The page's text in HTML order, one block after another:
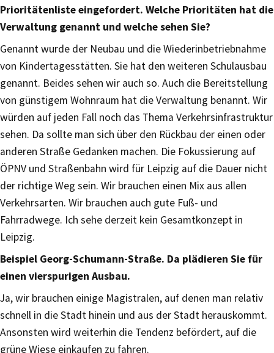
Prioritätenliste eingefordert. Welche Prioritäten hat die
Verwaltung genannt und welche sehen Sie?
Genannt wurde der Neubau und die Wiederinbetriebnahme
von Kindertagesstätten. Sie hat den weiteren Schulausbau
genannt. Beides sehen wir auch so. Auch die Bereitstellung
von günstigem Wohnraum hat die Verwaltung benannt. Wir
würden auf jeden Fall noch das Thema Verkehrsinfrastruktur
sehen. Da sollte man sich über den Rückbau der einen oder
anderen Straße Gedanken machen. Die Fokussierung auf
ÖPNV und Straßenbahn wird für Leipzig auf die Dauer nicht
der richtige Weg sein. Wir brauchen einen Mix aus allen
Verkehrsarten. Wir brauchen auch gute Fuß- und
Fahrradwege. Ich sehe derzeit kein Gesamtkonzept in
Leipzig.
Beispiel Georg-Schumann-Straße. Da plädieren Sie für
einen vierspurigen Ausbau.
Ja, wir brauchen einige Magistralen, auf denen man relativ
schnell in die Stadt hinein und aus der Stadt herauskommt.
Ansonsten wird weiterhin die Tendenz befördert, auf die
grüne Wiese einkaufen zu fahren.